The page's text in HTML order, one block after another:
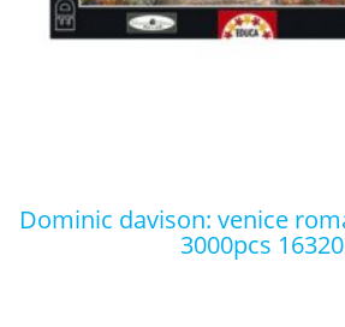
dominic davison: venice romance puzzle 2d
3000pcs 16320